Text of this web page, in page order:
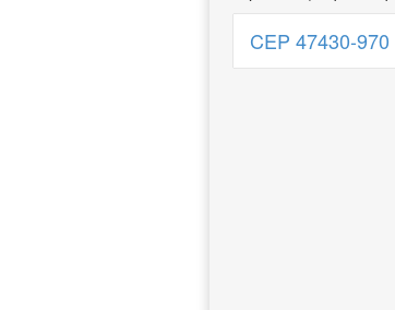
CEP 47430-